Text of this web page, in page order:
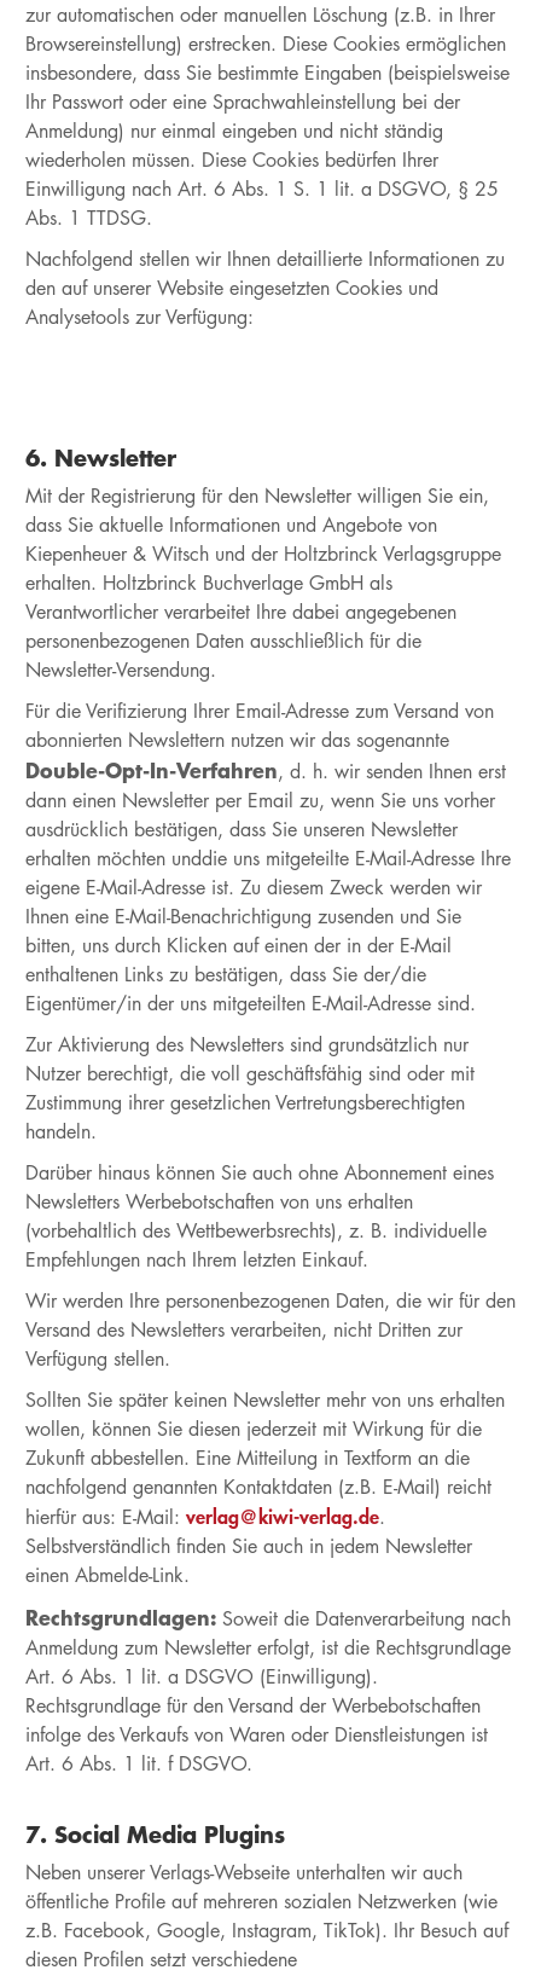
zur automatischen oder manuellen Löschung (z.B. in Ihrer
Browsereinstellung) erstrecken. Diese Cookies ermöglichen
insbesondere, dass Sie bestimmte Eingaben (beispielsweise
Ihr Passwort oder eine Sprachwahleinstellung bei der
Anmeldung) nur einmal eingeben und nicht ständig
wiederholen müssen. Diese Cookies bedürfen Ihrer
Einwilligung nach Art. 6 Abs. 1 S. 1 lit. a DSGVO, § 25
Abs. 1 TTDSG.
Nachfolgend stellen wir Ihnen detaillierte Informationen zu
den auf unserer Website eingesetzten Cookies und
Analysetools zur Verfügung:
6. Newsletter
Mit der Registrierung für den Newsletter willigen Sie ein,
dass Sie aktuelle Informationen und Angebote von
Kiepenheuer & Witsch und der Holtzbrinck Verlagsgruppe
erhalten. Holtzbrinck Buchverlage GmbH als
Verantwortlicher verarbeitet Ihre dabei angegebenen
personenbezogenen Daten ausschließlich für die
Newsletter-Versendung.
Für die Verifizierung Ihrer Email-Adresse zum Versand von
abonnierten Newslettern nutzen wir das sogenannte
Double-Opt-In-Verfahren, d. h. wir senden Ihnen erst
dann einen Newsletter per Email zu, wenn Sie uns vorher
ausdrücklich bestätigen, dass Sie unseren Newsletter
erhalten möchten unddie uns mitgeteilte E-Mail-Adresse Ihre
eigene E-Mail-Adresse ist. Zu diesem Zweck werden wir
Ihnen eine E-Mail-Benachrichtigung zusenden und Sie
bitten, uns durch Klicken auf einen der in der E-Mail
enthaltenen Links zu bestätigen, dass Sie der/die
Eigentümer/in der uns mitgeteilten E-Mail-Adresse sind.
Zur Aktivierung des Newsletters sind grundsätzlich nur
Nutzer berechtigt, die voll geschäftsfähig sind oder mit
Zustimmung ihrer gesetzlichen Vertretungsberechtigten
handeln.
Darüber hinaus können Sie auch ohne Abonnement eines
Newsletters Werbebotschaften von uns erhalten
(vorbehaltlich des Wettbewerbsrechts), z. B. individuelle
Empfehlungen nach Ihrem letzten Einkauf.
Wir werden Ihre personenbezogenen Daten, die wir für den
Versand des Newsletters verarbeiten, nicht Dritten zur
Verfügung stellen.
Sollten Sie später keinen Newsletter mehr von uns erhalten
wollen, können Sie diesen jederzeit mit Wirkung für die
Zukunft abbestellen. Eine Mitteilung in Textform an die
nachfolgend genannten Kontaktdaten (z.B. E-Mail) reicht
hierfür aus: E-Mail: verlag@kiwi-verlag.de.
Selbstverständlich finden Sie auch in jedem Newsletter
einen Abmelde-Link.
Rechtsgrundlagen: Soweit die Datenverarbeitung nach
Anmeldung zum Newsletter erfolgt, ist die Rechtsgrundlage
Art. 6 Abs. 1 lit. a DSGVO (Einwilligung).
Rechtsgrundlage für den Versand der Werbebotschaften
infolge des Verkaufs von Waren oder Dienstleistungen ist
Art. 6 Abs. 1 lit. f DSGVO.
7. Social Media Plugins
Neben unserer Verlags-Webseite unterhalten wir auch
öffentliche Profile auf mehreren sozialen Netzwerken (wie
z.B. Facebook, Google, Instagram, TikTok). Ihr Besuch auf
diesen Profilen setzt verschiedene